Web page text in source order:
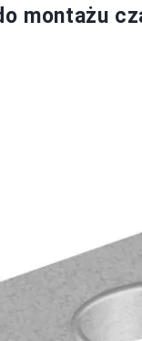
montażu